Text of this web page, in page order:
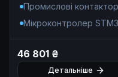
індустріальний
під FreeRTOS,
розв'язка 5 мм.
Виробник: Octa Energy
Промислові
Мікроконтролер
46 801 ₴
Детальніше